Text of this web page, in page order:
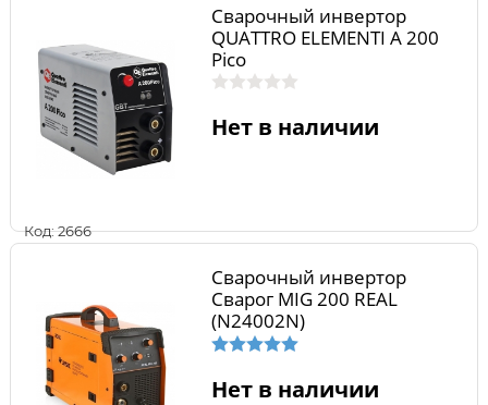
Код: 2666
Сварочный инвертор
QUATTRO ELEMENTI A 200
Pico
Нет в наличии
Сварочный инвертор
Сварог MIG 200 REAL
(N24002N)
Нет в наличии